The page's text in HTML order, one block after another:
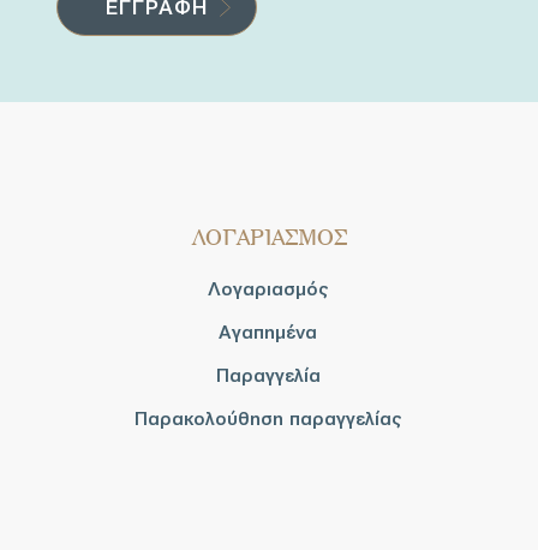
ΛΟΓΑΡΙΑΣΜΟΣ
Λογαριασμός
Αγαπημένα
Παραγγελία
Παρακολούθηση παραγγελίας